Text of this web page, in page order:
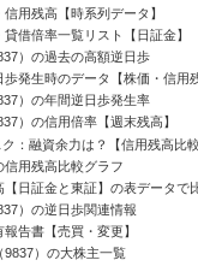
用残高【時系列データ】
貸借倍率一覧リスト【日証金】
）の過去の高額逆日歩
歩発生時のデータ【株価・信用
）の年間逆日歩発生率
）の信用倍率【週末残高】
：融資余力は？【信用残高比較
信用残高比較グラフ
【日証金と東証】の表データで
）の逆日歩関連情報
告書【売買・変更】
9837）の大株主一覧